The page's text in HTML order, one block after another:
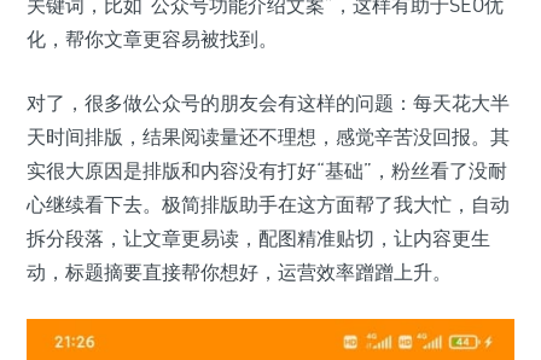
关键词，比如“公众号功能介绍文案”，这样有助于SEO优
化，帮你文章更容易被找到。
对了，很多做公众号的朋友会有这样的问题：每天花大半
天时间排版，结果阅读量还不理想，感觉辛苦没回报。其
实很大原因是排版和内容没有打好“基础”，粉丝看了没耐
心继续看下去。极简排版助手在这方面帮了我大忙，自动
拆分段落，让文章更易读，配图精准贴切，让内容更生
动，标题摘要直接帮你想好，运营效率蹭蹭上升。